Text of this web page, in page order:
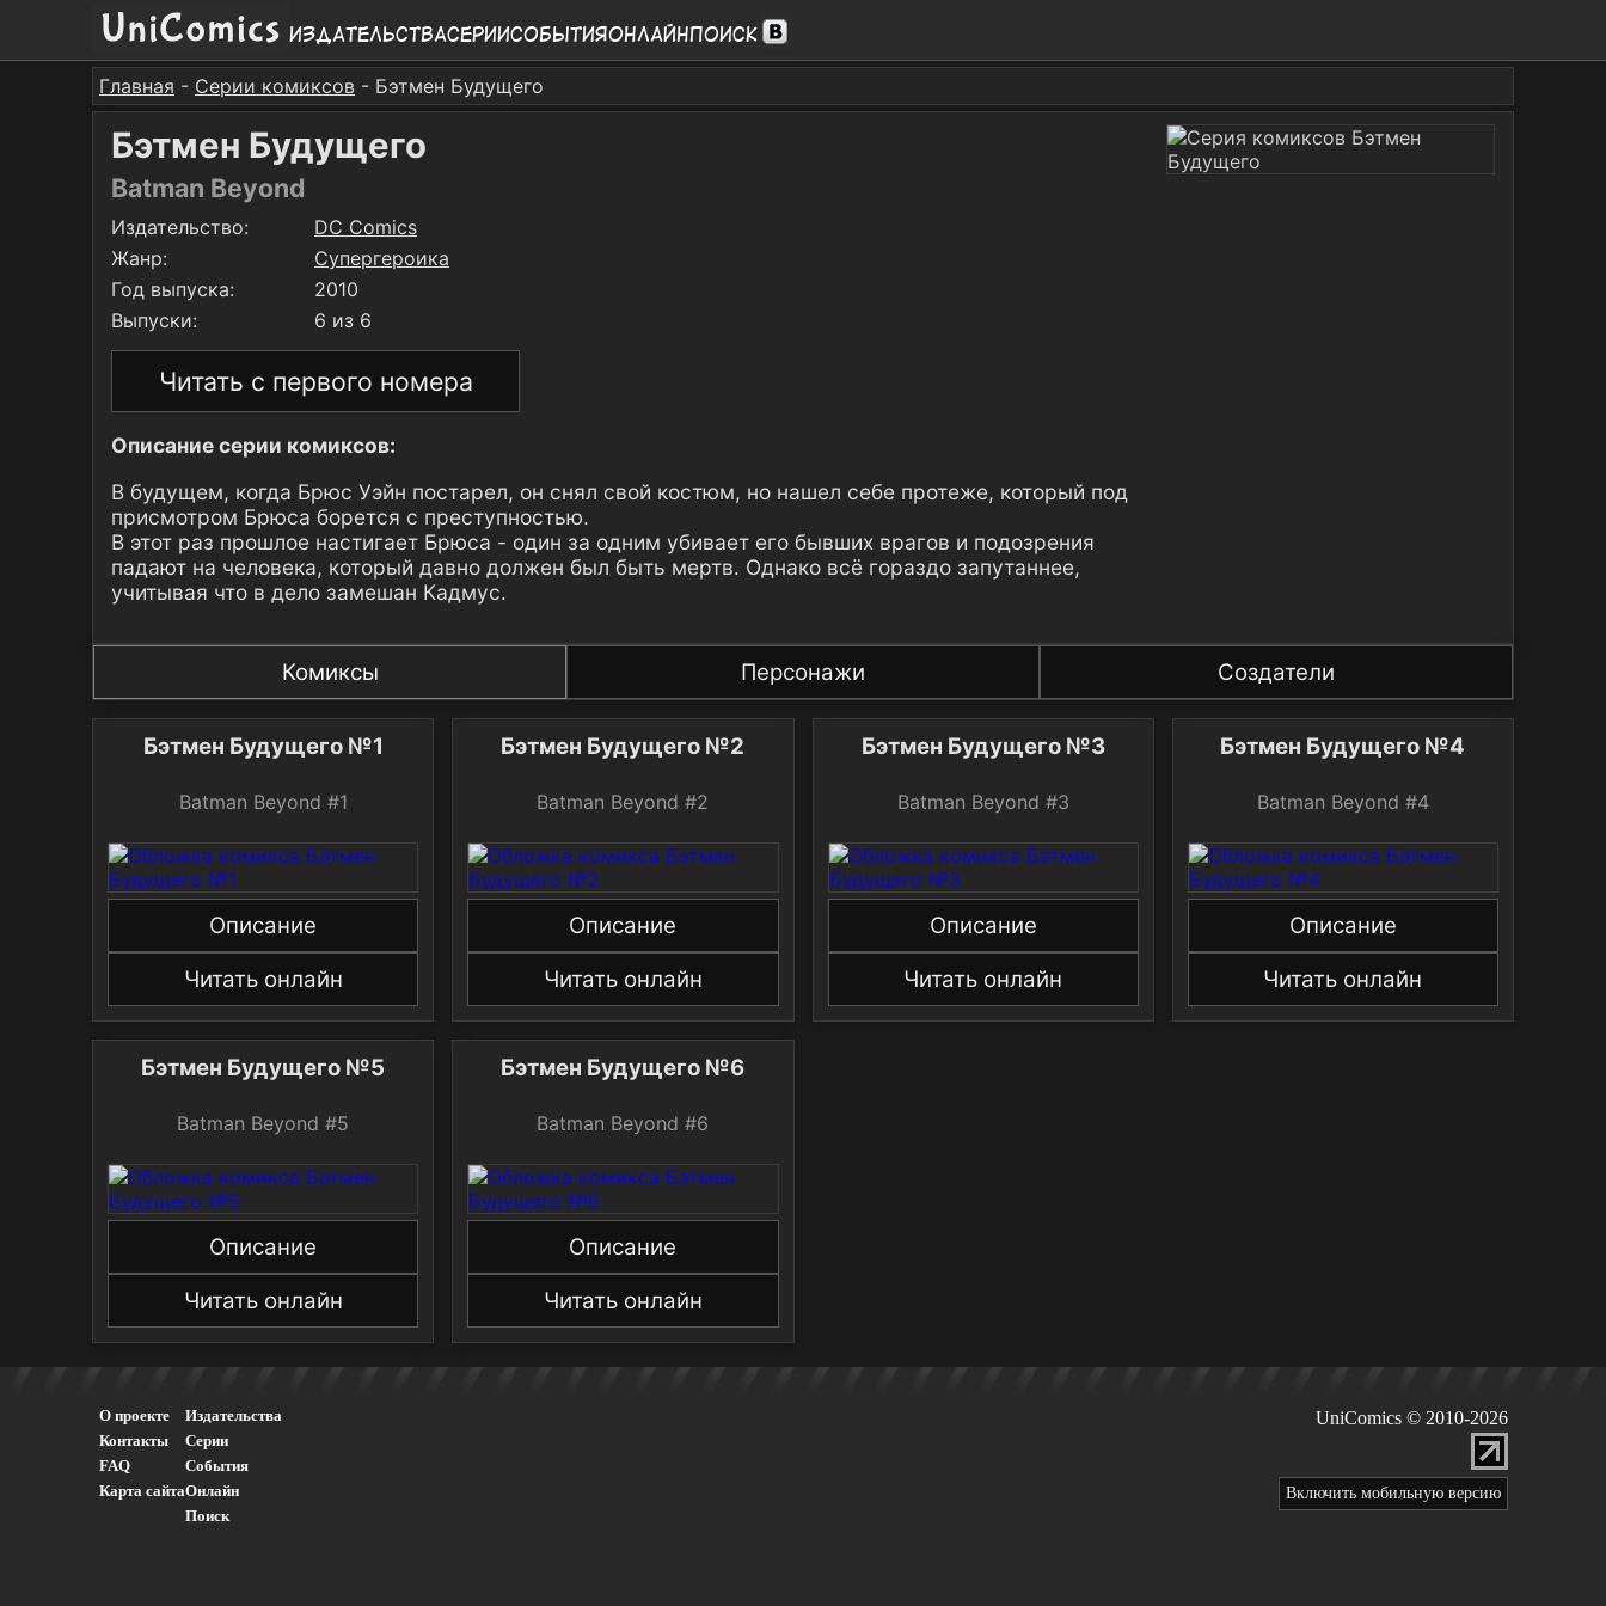
ИздательстваСерииСобытияОнлайнПоиск
Главная - Серии комиксов - Бэтмен Будущего
Бэтмен Будущего
Batman Beyond
Издательство:
DC Comics
Жанр:
Супергероика
Год выпуска:
2010
Выпуски:
6 из 6
Читать с первого номера
Описание серии комиксов:
В будущем, когда Брюс Уэйн постарел, он снял свой костюм, но нашел себе протеже, который под
присмотром Брюса борется с преступностью.
В этот раз прошлое настигает Брюса - один за одним убивает его бывших врагов и подозрения
падают на человека, который давно должен был быть мертв. Однако всё гораздо запутаннее,
учитывая что в дело замешан Кадмус.
Комиксы Персонажи Создатели
Бэтмен Будущего №1
Batman Beyond #1
Описание
Читать онлайн
Бэтмен Будущего №2
Batman Beyond #2
Описание
Читать онлайн
Бэтмен Будущего №3
Batman Beyond #3
Описание
Читать онлайн
Бэтмен Будущего №4
Batman Beyond #4
Описание
Читать онлайн
Бэтмен Будущего №5
Batman Beyond #5
Описание
Читать онлайн
Бэтмен Будущего №6
Batman Beyond #6
Описание
Читать онлайн
О проекте
Контакты
FAQ
Карта сайта
Издательства
Серии
События
Онлайн
Поиск
UniComics © 2010-2026
Включить мобильную версию